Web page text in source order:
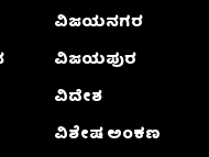
ವಿಜಯನಗರ
ವಿಜಯಪುರ
ವಿದೇಶ
ವಿಶೇಷ ಅಂಕಣ